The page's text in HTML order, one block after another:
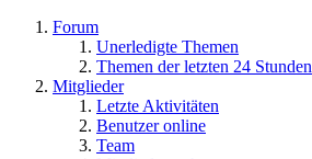
Forum
Unerledigte Themen
Themen der letzten 24 Stunden
Mitglieder
Letzte Aktivitäten
Benutzer online
Team